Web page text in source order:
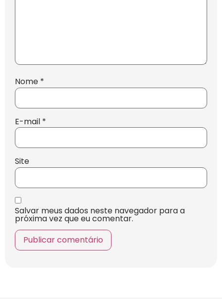
Nome *
E-mail *
Site
Salvar meus dados neste navegador para a
próxima vez que eu comentar.